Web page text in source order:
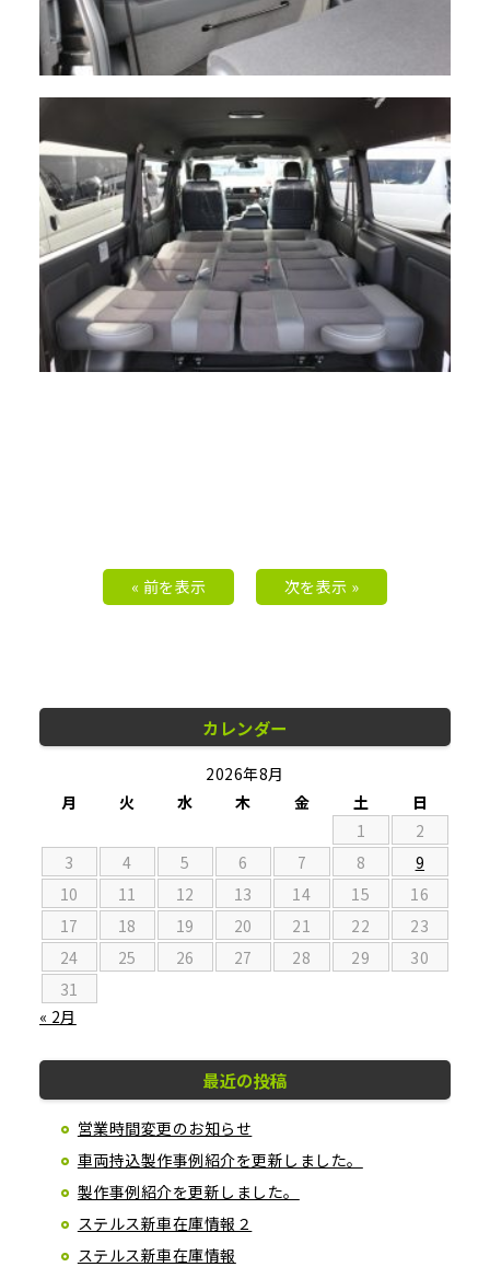
« 前を表示 次を表示 »
カレンダー
2026年8月
月
火 水 木 金 土
日
1
2
3
4 5 6 7 8
9
10
11 12 13 14 15
16
17
18 19 20 21 22
23
24
25 26 27 28 29
30
31
« 2月
最近の投稿
営業時間変更のお知らせ
車両持込製作事例紹介を更新しました。
製作事例紹介を更新しました。
ステルス新車在庫情報２
ステルス新車在庫情報